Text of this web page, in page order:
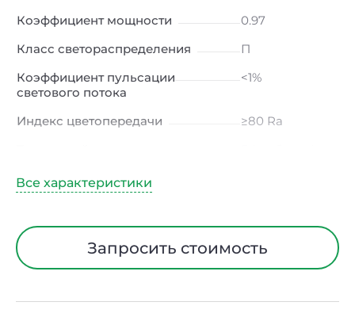
Коэффициент мощности
0.97
Класс светораспределения
П
Коэффициент пульсации
светового потока
<1%
Индекс цветопередачи
≥80 Ra
Угол рассеивания
Диапазон рабочих температур
от -40 до +50 ℃
Тип рассеивателя
электрического тока
Запросить стоимость